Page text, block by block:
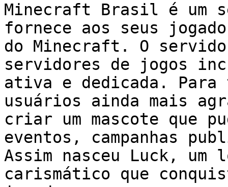
Minecraft Brasil é um
fornece aos seus
do Minecraft. O
servidores de jogos
ativa e dedicada.
usuários ainda mais
criar um mascote que
eventos, campanhas
Assim nasceu Luck, um
carismático que